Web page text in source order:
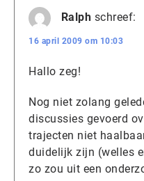
Ralph schreef:
16 april 2009 om 10:03
Hallo zeg!
Nog niet zolang
discussies gevoerd
trajecten niet
duidelijk zijn (welles
zo zou uit een